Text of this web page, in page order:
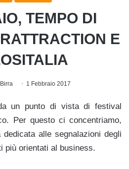
TEMPO DI
E
1 Febbraio 2017
un punto di vista di festival
Per questo ci concentriamo,
alle segnalazioni degli
più orientati al business.